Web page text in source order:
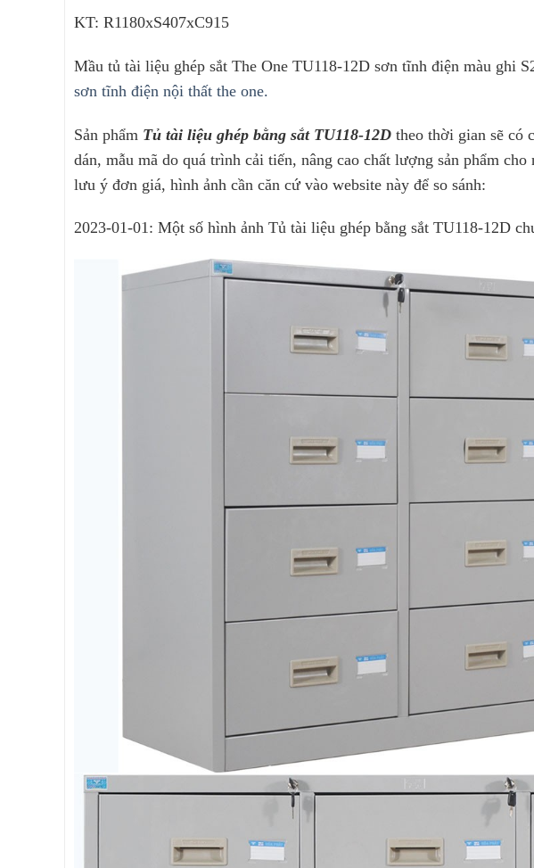
KT: R1180xS407xC915
Mầu tủ tài liệu ghép sắt The One TU118-12D sơn tĩnh điện màu ghi
sơn tĩnh điện nội thất the one.
Sản phẩm Tủ tài liệu ghép bằng sắt TU118-12D theo thời gian sẽ có
dán, mẫu mã do quá trình cải tiến, nâng cao chất lượng sản phẩm
lưu ý đơn giá, hình ảnh cần căn cứ vào website này để so sánh:
2023-01-01: Một số hình ảnh Tủ tài liệu ghép bằng sắt TU118-12D